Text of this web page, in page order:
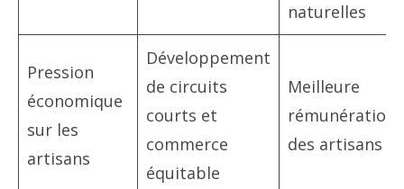
naturelles
Pression
économique
sur les
artisans
Développement
de circuits
courts et
commerce
équitable
Meilleure
rémunération
des artisans